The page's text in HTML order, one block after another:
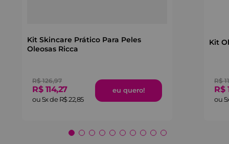
Kit Skincare Prático Para Peles
Oleosas Ricca
R$ 126,97
R$ 114,27
ou5x deR$22,85
Kit
R$
R$
ou5